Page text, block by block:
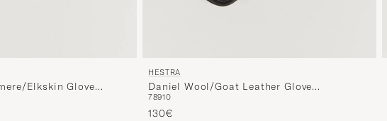
Elkskin Glove
HESTRA
Daniel Wool/Goat Leather Glove
Charcoal/Black
78910
130€